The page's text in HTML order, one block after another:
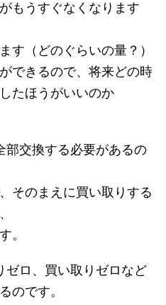
もうすぐなくなります
す（どのぐらいの量？）
できるので、将来どの時
たほうがいいのか
部交換する必要があるの
そのまえに買い取りする
。
ゼロ、買い取りゼロなど
のです。